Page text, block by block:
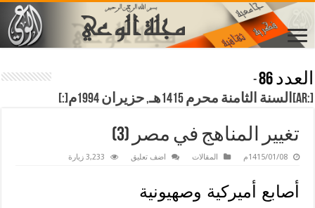
العدد 86
-
[:ar]السنة الثامنة محرم 1415هـ, حزيران 1994م[:]
تغيير المناهج في مصر (3)
1415/01/08م المقالات اضف تعليق 3,233 زيارة
أصابع أميركية وصهيونية